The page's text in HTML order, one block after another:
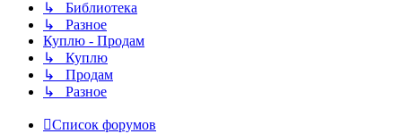
↳ Библиотека
↳ Разное
Куплю - Продам
↳ Куплю
↳ Продам
↳ Разное
Список форумов